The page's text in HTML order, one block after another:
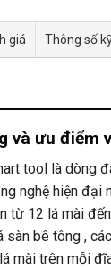
giá Thông số
và ưu điểm
tool là dòng
nghệ hiện đại
từ 12 lá mài
sàn bê tông ,
mài trên mỗi